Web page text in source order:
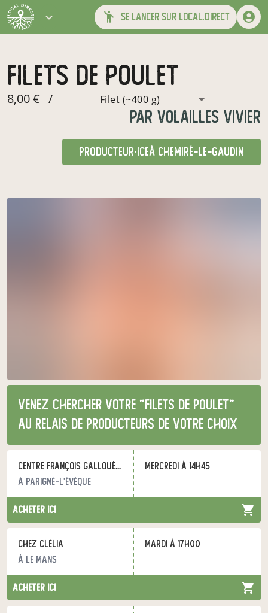
se lancer sur local.direct
filets de poulet
8,00 € / Filet (~400 g)
par Volailles Vivier
producteur·iceà Chemiré-le-Gaudin
Venez chercher votre "filets de poulet"
au relais de producteurs de votre choix
Centre François Gallouédec
à Parigné-l'Évêque
mercredi à 14h45
acheter ici
Chez Clélia
à Le Mans
mardi à 17h00
acheter ici